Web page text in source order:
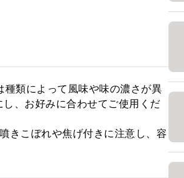
類によって風味や味の濃さが異
、お好みに合わせてご使用くだ
きこぼれや焦げ付きに注意し、容